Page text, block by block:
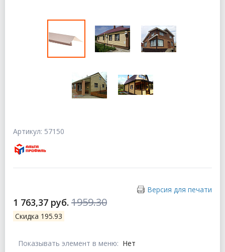
Артикул: 57150
Версия для печати
1 763,37 руб. 1959.30
Скидка 195.93
Показывать элемент в меню: Нет